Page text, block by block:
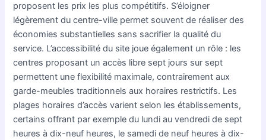
proposent les prix les plus compétitifs. S’éloigner
légèrement du centre-ville permet souvent de réaliser des
économies substantielles sans sacrifier la qualité du
service. L’accessibilité du site joue également un rôle : les
centres proposant un accès libre sept jours sur sept
permettent une flexibilité maximale, contrairement aux
garde-meubles traditionnels aux horaires restrictifs. Les
plages horaires d’accès varient selon les établissements,
certains offrant par exemple du lundi au vendredi de sept
heures à dix-neuf heures, le samedi de neuf heures à dix-